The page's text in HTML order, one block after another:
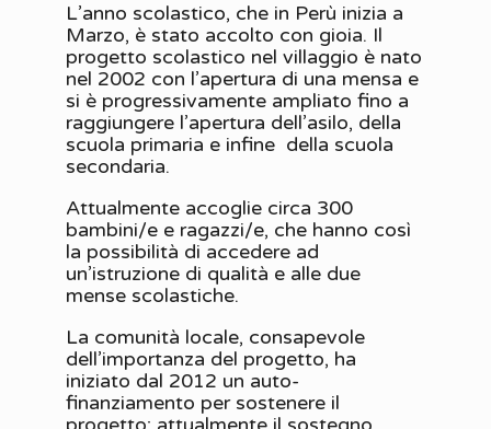
L’anno scolastico, che in Perù inizia a
Marzo, è stato accolto con gioia. Il
progetto scolastico nel villaggio è nato
nel 2002 con l’apertura di una mensa e
si è progressivamente ampliato fino a
raggiungere l’apertura dell’asilo, della
scuola primaria e infine della scuola
secondaria.
Attualmente accoglie circa 300
bambini/e e ragazzi/e, che hanno così
la possibilità di accedere ad
un’istruzione di qualità e alle due
mense scolastiche.
La comunità locale, consapevole
dell’importanza del progetto, ha
iniziato dal 2012 un auto-
finanziamento per sostenere il